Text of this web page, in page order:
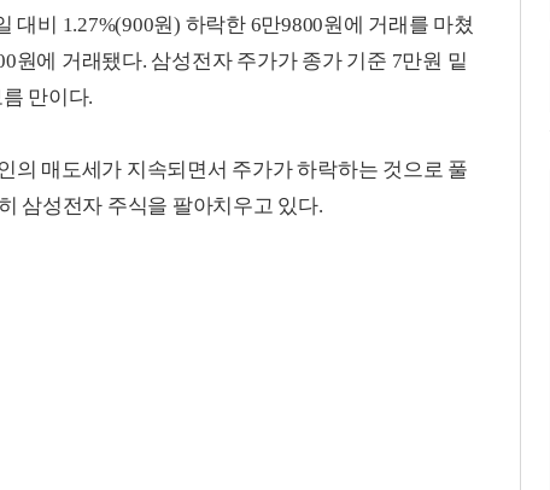
비 1.27%(900원) 하락한 6만9800원에 거래를 마쳤
원에 거래됐다. 삼성전자 주가가 종가 기준 7만원 밑
만이다.
의 매도세가 지속되면서 주가가 하락하는 것으로 풀
삼성전자 주식을 팔아치우고 있다.